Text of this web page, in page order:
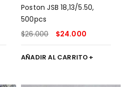
Poston JSB 18,13/5.50,
500pcs
$26.000 $24.000
AÑADIR AL CARRITO